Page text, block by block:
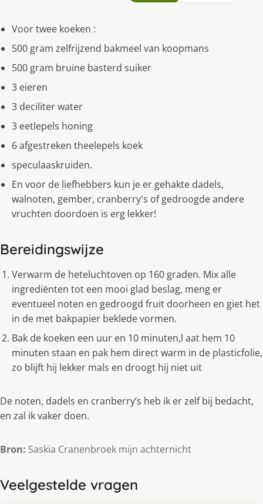
Voor twee koeken :
500 gram zelfrijzend bakmeel van koopmans
500 gram bruine basterd suiker
3 eieren
3 deciliter water
3 eetlepels honing
6 afgestreken theelepels koek
speculaaskruiden.
En voor de liefhebbers kun je er gehakte dadels,
walnoten, gember, cranberry's of gedroogde andere
vruchten doordoen is erg lekker!
Bereidingswijze
Verwarm de heteluchtoven op 160 graden. Mix alle
ingrediënten tot een mooi glad beslag, meng er
eventueel noten en gedroogd fruit doorheen en giet het
in de met bakpapier beklede vormen.
Bak de koeken een uur en 10 minuten,l aat hem 10
minuten staan en pak hem direct warm in de plasticfolie,
zo blijft hij lekker mals en droogt hij niet uit
De noten, dadels en cranberry’s heb ik er zelf bij bedacht,
en zal ik vaker doen.
Bron: Saskia Cranenbroek mijn achternicht
Veelgestelde vragen